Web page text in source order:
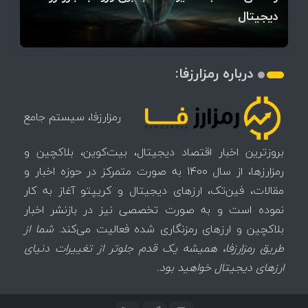
دیجیتال
چرا سرعت تراکنش‌ها در اقتصاد دیجیتال اهمیت دارد؟
تهدید بیت‌کوین مشخص شد
اتفاق تاریخی در بازار رمزارزها / بیت‌کوین سبز شد
تغییر می‌کند
کدامند؟
اتفاق مهم در بازار رمزارزها / بیت‌کوین وارد فاز تازه شد
میز / ۶۲۲ بیت‌کوین کجا رفت؟
درباره رمزارزفا:
رمزارزفا، سیستم جامع
بروزترین اخبار اقتصاد دیجیتال، بیت‌کوین، بلاکچین و
رمزارزها، از سال 1400 به صورت متمرکز در حوزه اخبار و
مقالات، فین‌تک، ارزهای‌ دیجیتال و کریپتو آغاز به کار
نموده است و به صورت تخصصی نیز در بازنشر اخبار
بلاکچین و ارزهای رمزنگاری شده فعالیت می‌کند.شما از
طریق رمزارزفا، همیشه یک قدم جلوتر از تغییرات دنیای
ارزهای دیجیتال خواهید بود.